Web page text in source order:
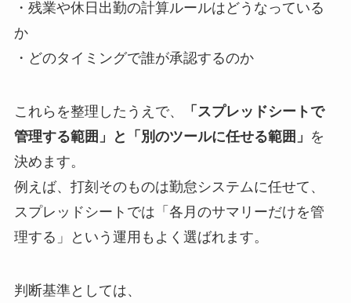
・残業や休日出勤の計算ルールはどうなっている
か
・どのタイミングで誰が承認するのか
これらを整理したうえで、
「スプレッドシートで
管理する範囲」と「別のツールに任せる範囲」 を
決めます。
例えば、打刻そのものは勤怠システムに任せて、
スプレッドシートでは「各月のサマリーだけを管
理する」という運用もよく選ばれます。
判断基準としては、